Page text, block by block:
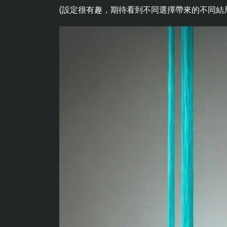
(設定很有趣，期待看到不同選擇帶來的不同結